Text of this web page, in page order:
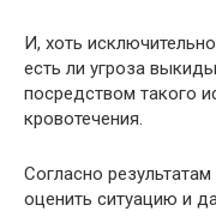
И, хоть
есть ли угроза
посредством такого
кровотечения.
Согласно
оценить ситуацию и